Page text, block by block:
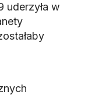
uderzyła w